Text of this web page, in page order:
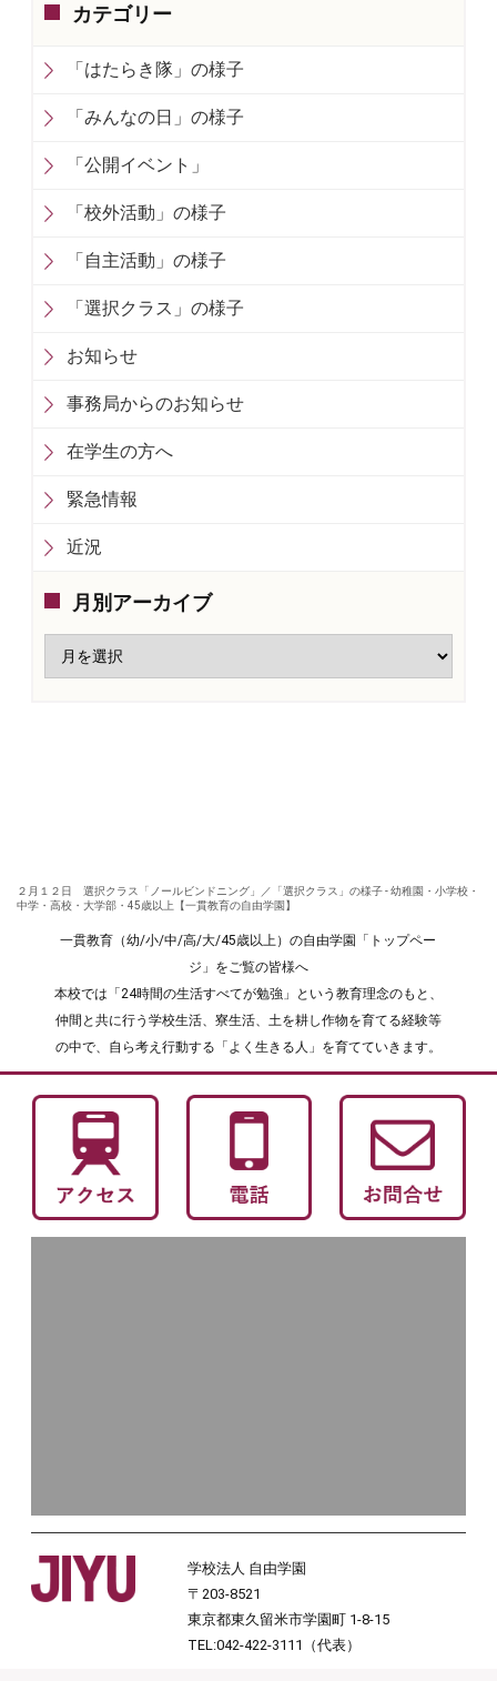
カテゴリー
「はたらき隊」の様子
「みんなの日」の様子
「公開イベント」
「校外活動」の様子
「自主活動」の様子
「選択クラス」の様子
お知らせ
事務局からのお知らせ
在学生の方へ
緊急情報
近況
月別アーカイブ
２月１２日 選択クラス「ノールビンドニング」／「選択クラス」の様子 - 幼稚園・小学校・
中学・高校・大学部・45歳以上【一貫教育の自由学園】
一貫教育（幼/小/中/高/大/45歳以上）の自由学園「トップペー
ジ」をご覧の皆様へ
本校では「24時間の生活すべてが勉強」という教育理念のもと、
仲間と共に行う学校生活、寮生活、土を耕し作物を育てる経験等
の中で、自ら考え行動する「よく生きる人」を育てていきます。
学校法人 自由学園
〒203-8521
東京都東久留米市学園町 1-8-15
TEL:042-422-3111（代表）